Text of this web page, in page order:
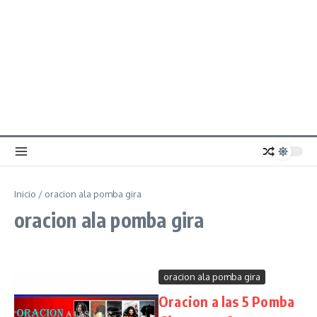
Inicio / oracion ala pomba gira
oracion ala pomba gira
oracion ala pomba gira
Oracion a las 5 Pomba